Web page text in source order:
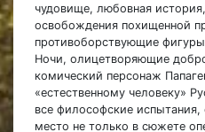
чудовище, любовная
освобождения похищенной
противоборствующие
Ночи, олицетворяющие
комический персонаж
«естественному человеку»
все философские испытания,
место не только в сюжете